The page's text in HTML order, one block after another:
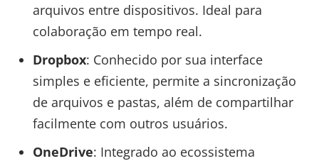
arquivos entre dispositivos. Ideal para
colaboração em tempo real.
Dropbox: Conhecido por sua interface
simples e eficiente, permite a sincronização
de arquivos e pastas, além de compartilhar
facilmente com outros usuários.
OneDrive: Integrado ao ecossistema